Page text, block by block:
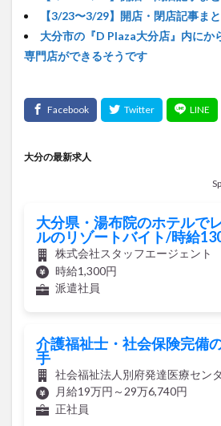
【3/23〜3/29】開店・閉店記事ま
大分市の『D Plaza大分店』内にか
専門店ができるそうです
大分の最新求人
大分県・湯布院のホテルで
ルのリゾートバイト/時給
株式会社スタッフエージェント
時給1,300円
派遣社員
介護福祉士・社会保険完備
手
社会福祉法人別府発達医療セン
月給19万円～29万6,740円
正社員